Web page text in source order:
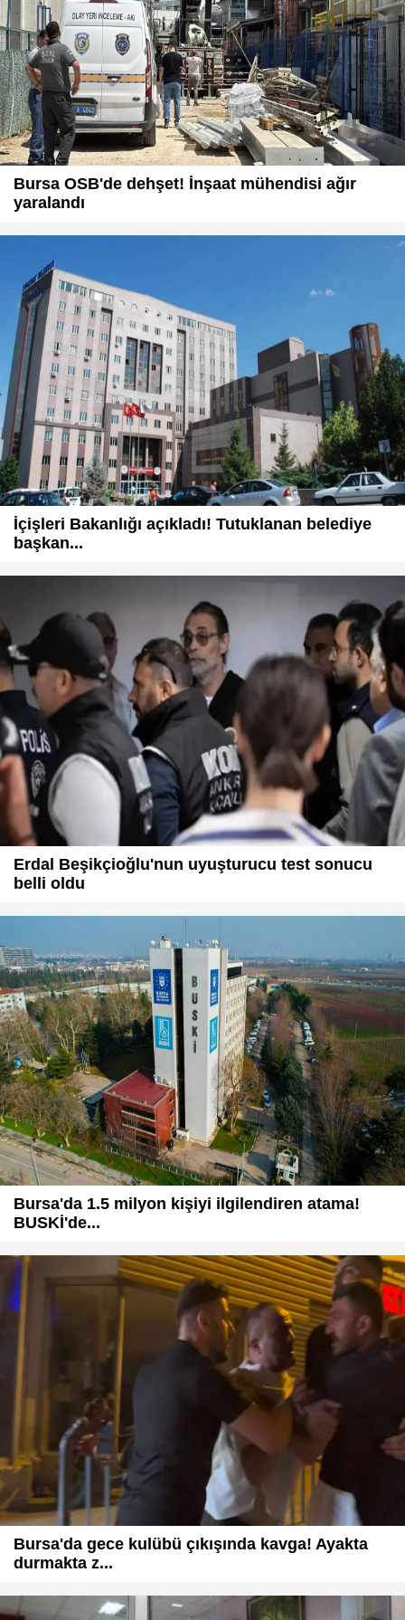
Bursa OSB'de dehşet! İnşaat mühendisi ağır
yaralandı
İçişleri Bakanlığı açıkladı! Tutuklanan belediye
başkan...
Erdal Beşikçioğlu'nun uyuşturucu test sonucu
belli oldu
Bursa'da 1.5 milyon kişiyi ilgilendiren atama!
BUSKİ'de...
Bursa'da gece kulübü çıkışında kavga! Ayakta
durmakta z...